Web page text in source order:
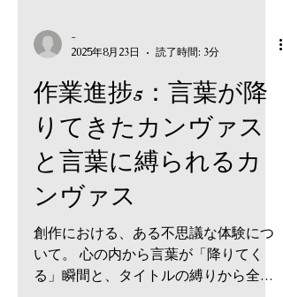
-
2025年8月23日
読了時間: 3分
作業進捗5：言葉が降
りてきたカンヴァス
と言葉に縛られるカ
ンヴァス